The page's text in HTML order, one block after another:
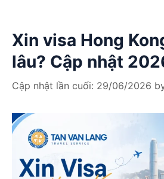
Xin visa Hong
lâu? Cập nhật
Cập nhật lần cuối: 29/06/2026